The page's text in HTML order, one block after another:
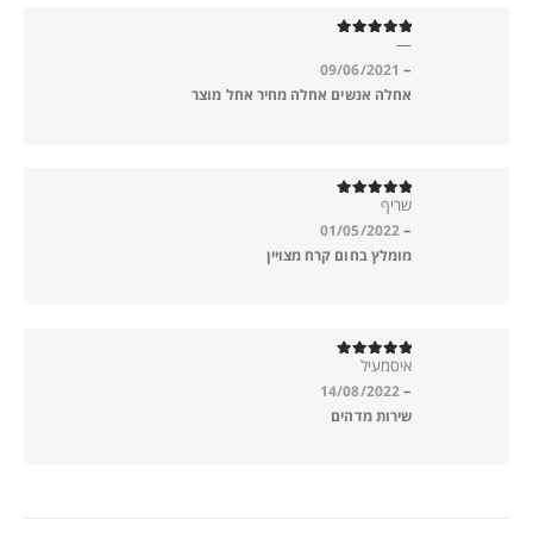
5
out of 5
—
–
09/06/2021
אחלה אנשים אחלה מחיר אחל מוצר
5
out of 5
שריף
–
01/05/2022
מומלץ בחום קרח מצויין
5
out of 5
איסמעיל
–
14/08/2022
שירות מדהים